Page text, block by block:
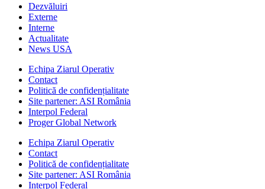
Dezvăluiri
Externe
Interne
Actualitate
News USA
Echipa Ziarul Operativ
Contact
Politică de confidențialitate
Site partener: ASI România
Interpol Federal
Proger Global Network
Echipa Ziarul Operativ
Contact
Politică de confidențialitate
Site partener: ASI România
Interpol Federal